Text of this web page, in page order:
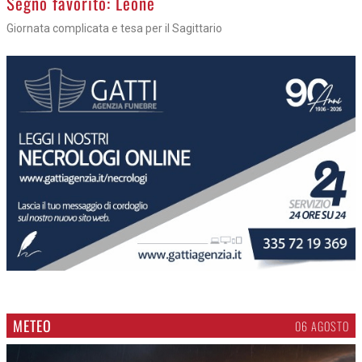
Giornata complicata e tesa per il Sagittario
METEO 06 AGOSTO